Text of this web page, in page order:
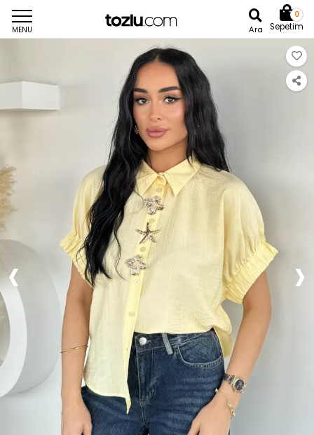
MENU Ara
0
Sepetim